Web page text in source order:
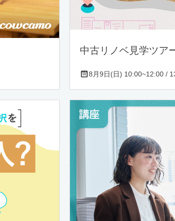
中古リノベ見学ツア
8月9日(日) 10:00~12:00 /